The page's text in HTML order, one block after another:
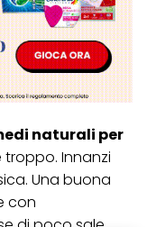
naturali per
Innanzi
Una buona
con